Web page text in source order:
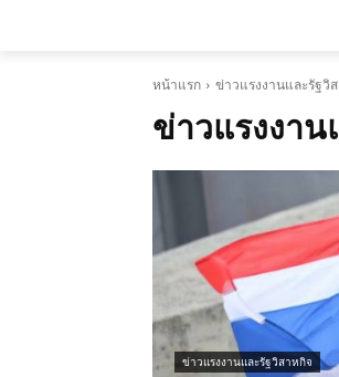
หน้าแรก ข่าวแรงงานและรัฐวิ
ข่าวแรงงาน
ข่าวแรงงานและรัฐวิสาหกิจ